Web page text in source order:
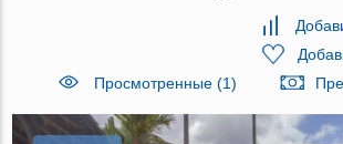
Просмотренные (1)